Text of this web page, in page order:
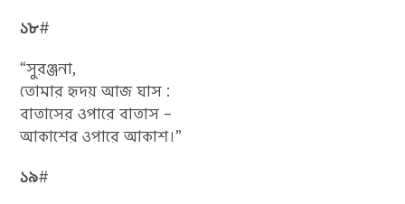
১৮#
“সুরঞ্জনা,
তোমার হৃদয় আজ ঘাস :
বাতাসের ওপারে বাতাস –
আকাশের ওপারে আকাশ।”
১৯#